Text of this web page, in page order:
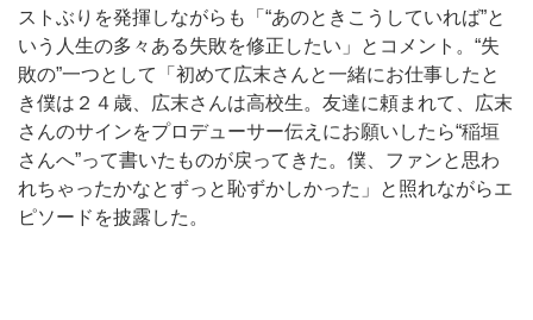
ストぶりを発揮しながらも「“あのときこうしていれば”と
いう人生の多々ある失敗を修正したい」とコメント。“失
敗の”一つとして「初めて広末さんと一緒にお仕事したと
き僕は２４歳、広末さんは高校生。友達に頼まれて、広末
さんのサインをプロデューサー伝えにお願いしたら“稲垣
さんへ”って書いたものが戻ってきた。僕、ファンと思わ
れちゃったかなとずっと恥ずかしかった」と照れながらエ
ピソードを披露した。